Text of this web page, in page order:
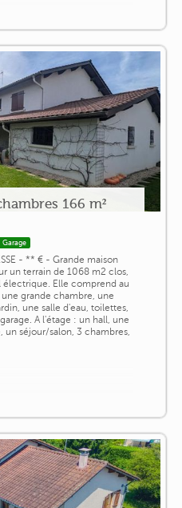
166 m²
Garage
- ** € - Grande maison
un terrain de 1068 m2 clos,
Elle comprend au
grande chambre, une
une salle d'eau, toilettes,
A l'étage : un hall, une
séjour/salon, 3 chambres,